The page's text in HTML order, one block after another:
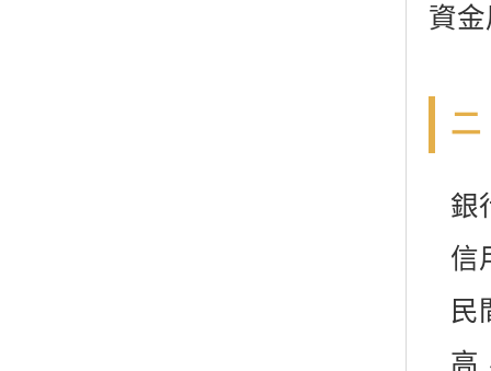
資
二
銀
信
民
高